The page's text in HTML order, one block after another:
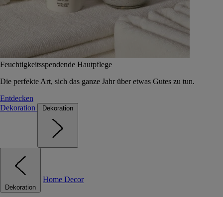
Feuchtigkeitsspendende Hautpflege
Die perfekte Art, sich das ganze Jahr über etwas Gutes zu tun.
Entdecken
Dekoration
Dekoration
Dekoration
Home Decor